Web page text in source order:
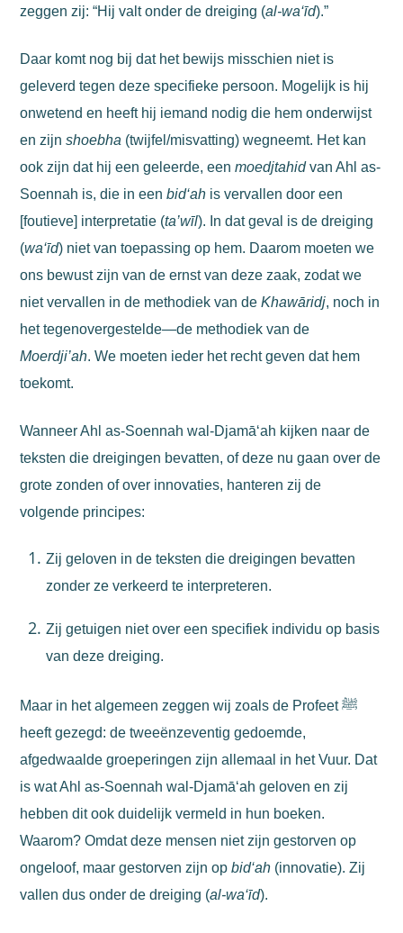
zeggen zij: “Hij valt onder de dreiging (al-wa‘īd).”
Daar komt nog bij dat het bewijs misschien niet is
geleverd tegen deze specifieke persoon. Mogelijk is hij
onwetend en heeft hij iemand nodig die hem onderwijst
en zijnshoebha (twijfel/misvatting) wegneemt. Het kan
ook zijn dat hij een geleerde, eenmoedjtahidvan Ahl as-
Soennah is, die in eenbid‘ah is vervallen door een
[foutieve] interpretatie (ta’wīl). In dat geval is de dreiging
(wa‘īd) niet van toepassing op hem. Daarom moeten we
ons bewust zijn van de ernst van deze zaak, zodat we
niet vervallen in de methodiek van deKhawāridj, noch in
het tegenovergestelde—de methodiek van de
Moerdji’ah. We moeten ieder het recht geven dat hem
toekomt.
Wanneer Ahl as-Soennah wal-Djamā‘ah kijken naar de
teksten die dreigingen bevatten, of deze nu gaan over de
grote zonden of over innovaties, hanteren zij de
volgende principes:
Zij geloven in de teksten die dreigingen bevatten
zonder ze verkeerd te interpreteren.
Zij getuigen niet over een specifiek individu op basis
van deze dreiging.
Maar in het algemeen zeggen wij zoals de Profeet ﷺ
heeft gezegd: de tweeënzeventig gedoemde,
afgedwaalde groeperingen zijn allemaal in het Vuur. Dat
is wat Ahl as-Soennah wal-Djamā‘ah geloven en zij
hebben dit ook duidelijk vermeld in hun boeken.
Waarom? Omdat deze mensen niet zijn gestorven op
ongeloof, maar gestorven zijn opbid‘ah (innovatie). Zij
vallen dus onder de dreiging (al-wa‘īd).